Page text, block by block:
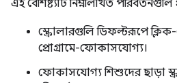
এই বৈশিষ্ট্যটি নিম্নলিখিত
স্ক্রোলারগুলি ডিফল্টরূপে
প্রোগ্রামে-ফোকাসযোগ্য।
ফোকাসযোগ্য শিশুদের ছাড়া